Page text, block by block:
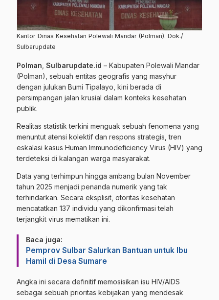
Kantor Dinas Kesehatan Polewali Mandar (Polman). Dok./
Sulbarupdate
Polman Sulbarupdate.id – Kabupaten Polewali Mandar
(Polman), sebuah entitas geografis yang masyhur
dengan julukan Bumi Tipalayo, kini berada di
persimpangan jalan krusial dalam konteks kesehatan
publik.
Realitas statistik terkini menguak sebuah fenomena yang
menuntut atensi kolektif dan respons strategis, tren
eskalasi kasus Human Immunodeficiency Virus (HIV) yang
terdeteksi di kalangan warga masyarakat.
Data yang terhimpun hingga ambang bulan November
tahun 2025 menjadi penanda numerik yang tak
terhindarkan. Secara eksplisit, otoritas kesehatan
mencatatkan 137 individu yang dikonfirmasi telah
terjangkit virus mematikan ini.
Baca juga:
Pemprov Sulbar Salurkan Bantuan untuk Ibu
Hamil di Desa Sumare
Angka ini secara definitif memosisikan isu HIV/AIDS
sebagai sebuah prioritas kebijakan yang mendesak